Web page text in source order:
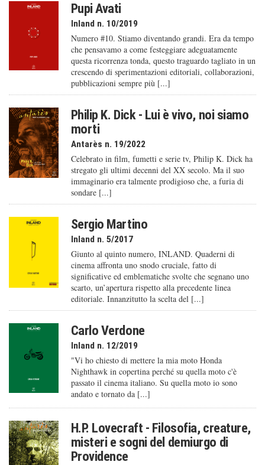
Pupi Avati
Inland n. 10/2019
Numero #10. Stiamo diventando grandi. Era da tempo
che pensavamo a come festeggiare adeguatamente
questa ricorrenza tonda, questo traguardo tagliato in un
crescendo di sperimentazioni editoriali, collaborazioni,
pubblicazioni sempre più [...]
Philip K. Dick - Lui è vivo, noi siamo
morti
Antarès n. 19/2022
Celebrato in film, fumetti e serie tv, Philip K. Dick ha
stregato gli ultimi decenni del XX secolo. Ma il suo
immaginario era talmente prodigioso che, a furia di
sondare [...]
Sergio Martino
Inland n. 5/2017
Giunto al quinto numero, INLAND. Quaderni di
cinema affronta uno snodo cruciale, fatto di
significative ed emblematiche svolte che segnano uno
scarto, un’apertura rispetto alla precedente linea
editoriale. Innanzitutto la scelta del [...]
Carlo Verdone
Inland n. 12/2019
"Vi ho chiesto di mettere la mia moto Honda
Nighthawk in copertina perché su quella moto c'è
passato il cinema italiano. Su quella moto io sono
andato e tornato da [...]
H.P. Lovecraft - Filosofia, creature,
misteri e sogni del demiurgo di
Providence